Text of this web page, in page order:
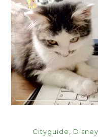
Cityguide Disney